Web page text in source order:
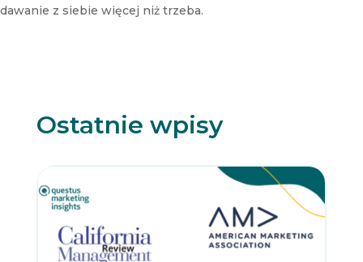
t
dawanie z siebie więcej niż trzeba.
Ostatnie wpisy